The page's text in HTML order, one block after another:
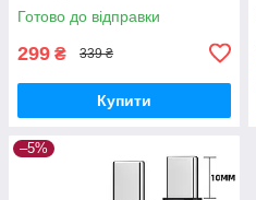
Готово до відправки
299 ₴ 339 ₴
Купити
–5%